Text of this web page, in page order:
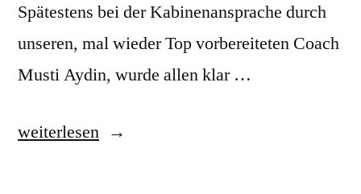
Spätestens bei der Kabinenansprache durch
unseren, mal wieder Top vorbereiteten Coach
Musti Aydin, wurde allen klar …
„SG
weiterlesen